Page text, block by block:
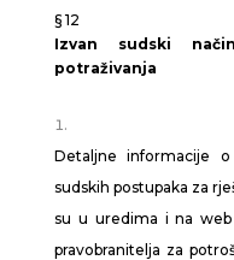
§ 12
Izvan sudski
potraživanja
Detaljne informacije
sudskih postupaka za
su u uredima i na web
pravobranitelja za